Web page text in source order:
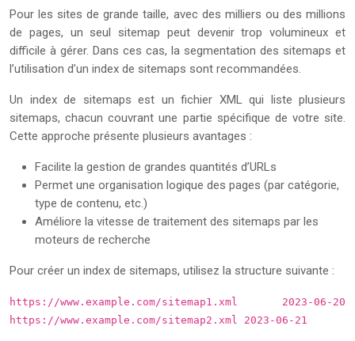
Pour les sites de grande taille, avec des milliers ou des millions
de pages, un seul sitemap peut devenir trop volumineux et
difficile à gérer. Dans ces cas, la segmentation des sitemaps et
l’utilisation d’un index de sitemaps sont recommandées.
Un index de sitemaps est un fichier XML qui liste plusieurs
sitemaps, chacun couvrant une partie spécifique de votre site.
Cette approche présente plusieurs avantages :
Facilite la gestion de grandes quantités d’URLs
Permet une organisation logique des pages (par catégorie,
type de contenu, etc.)
Améliore la vitesse de traitement des sitemaps par les
moteurs de recherche
Pour créer un index de sitemaps, utilisez la structure suivante :
https://www.example.com/sitemap1.xml 2023-06-20
https://www.example.com/sitemap2.xml 2023-06-21